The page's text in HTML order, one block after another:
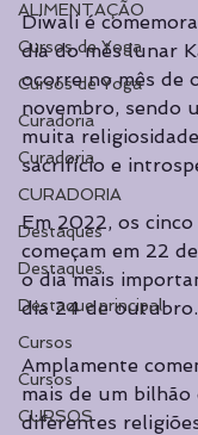
ALIMENTAÇÃO
Cursos de Yoga
Cursos de Yoga
Curadoria
Curadoria
CURADORIA
Destaques
Destaques
Destaque principal
Cursos
Cursos
CURSOS
Diwali é
dia do mês lunar
ocorre no mês de
novembro, sendo
muita
sacrifício e
Em 2022, os
começam em 22
o dia mais
dia 24 de outubro.
Amplamente
mais de um bilhão
diferentes